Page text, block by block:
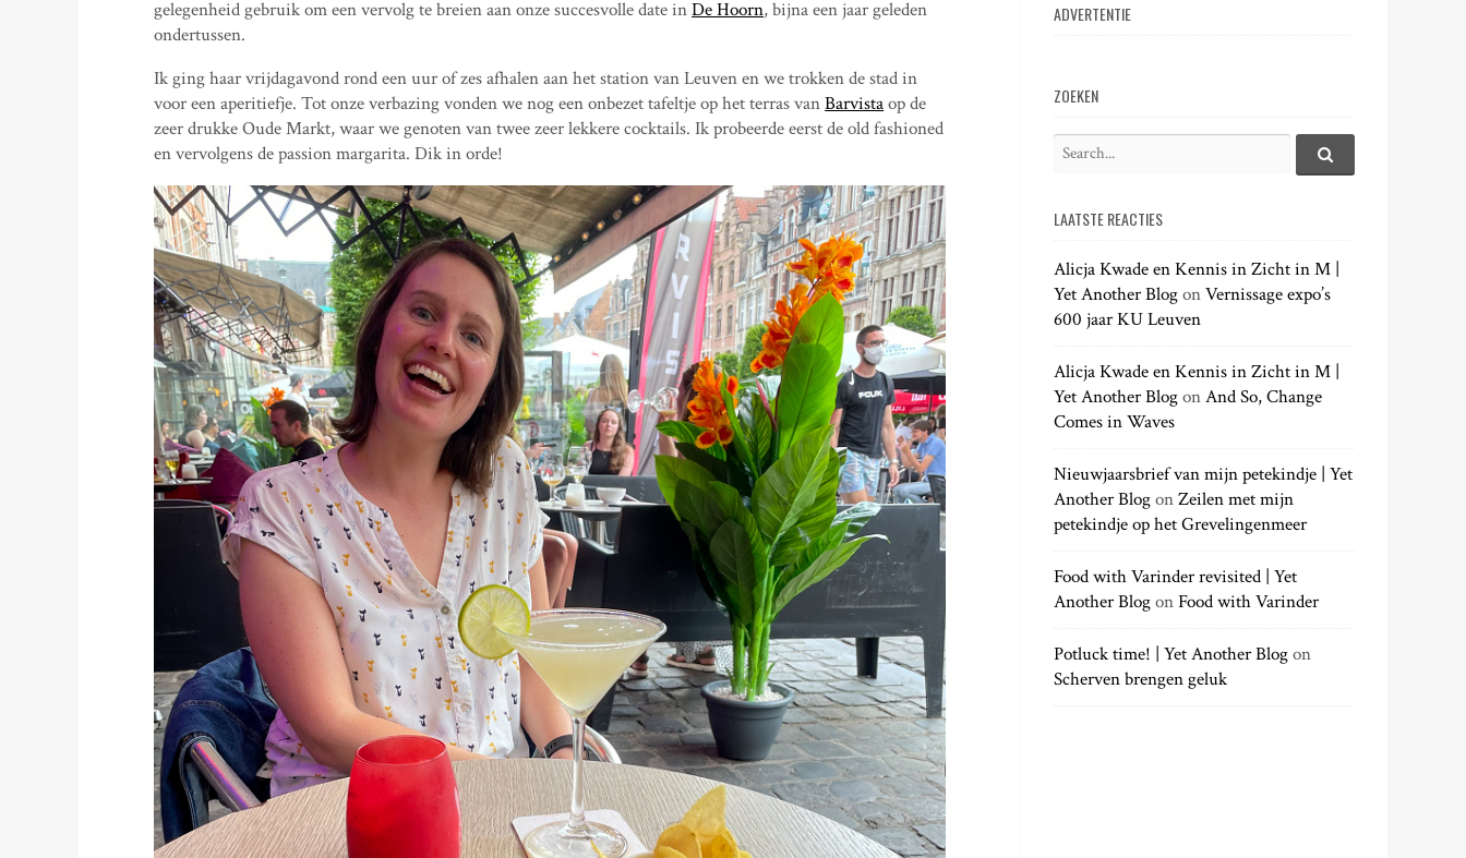
gelegenheid gebruik om een vervolg te breien aan onze succesvolle date inDe Hoorn, bijna een jaar geleden
ondertussen.
Ik ging haar vrijdagavond rond een uur of zes afhalen aan het station van Leuven en we trokken de stad in
voor een aperitiefje. Tot onze verbazing vonden we nog een onbezet tafeltje op het terras vanBarvistaop de
zeer drukke Oude Markt, waar we genoten van twee zeer lekkere cocktails. Ik probeerde eerst de old fashioned
en vervolgens de passion margarita. Dik in orde!
ADVERTENTIE
ZOEKEN
r
h
f
o
:
S
h
.
LAATSTE REACTIES
Alicja Kwade en Kennis in Zicht in M |
Yet Another BlogonVernissage expo’s
600 jaar KU Leuven
Alicja Kwade en Kennis in Zicht in M |
Yet Another BlogonAnd So, Change
Comes in Waves
Nieuwjaarsbrief van mijn petekindje | Yet
Another BlogonZeilen met mijn
petekindje op het Grevelingenmeer
Food with Varinder revisited | Yet
Another BlogonFood with Varinder
Potluck time! | Yet Another Blogon
Scherven brengen geluk